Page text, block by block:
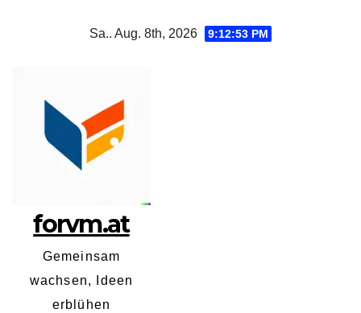
Sa.. Aug. 8th, 2026 9:12:53 PM
forvm.at
Gemeinsam
wachsen, Ideen
erblühen